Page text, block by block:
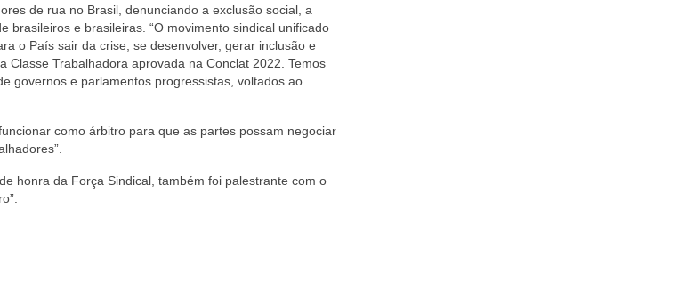
de rua no Brasil, denunciando a exclusão social, a
brasileiros e brasileiras. “O movimento sindical unificado
o País sair da crise, se desenvolver, gerar inclusão e
Trabalhadora aprovada na Conclat 2022. Temos
governos e parlamentos progressistas, voltados ao
como árbitro para que as partes possam negociar
honra da Força Sindical, também foi palestrante com o